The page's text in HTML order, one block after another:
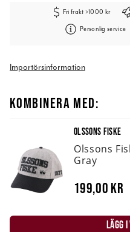
Fri frakt >1000 kr
Personlig service
Importörsinformation
KOMBINERA MED:
OLSSONS FISKE
Olssons
Gray
199,00 kr
LÄGG